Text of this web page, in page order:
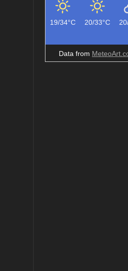
19/34°C 20/33°C
Data from